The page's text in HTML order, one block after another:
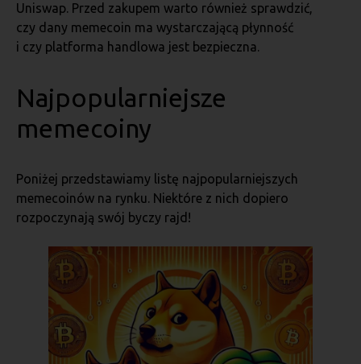
Uniswap. Przed zakupem warto również sprawdzić,
czy dany memecoin ma wystarczającą płynność
i czy platforma handlowa jest bezpieczna.
Najpopularniejsze
memecoiny
Poniżej przedstawiamy listę najpopularniejszych
memecoinów na rynku. Niektóre z nich dopiero
rozpoczynają swój byczy rajd!